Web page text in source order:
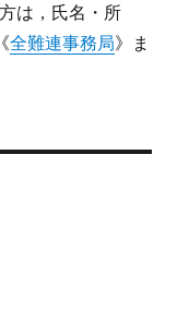
は，氏名・所
全難連事務局》ま